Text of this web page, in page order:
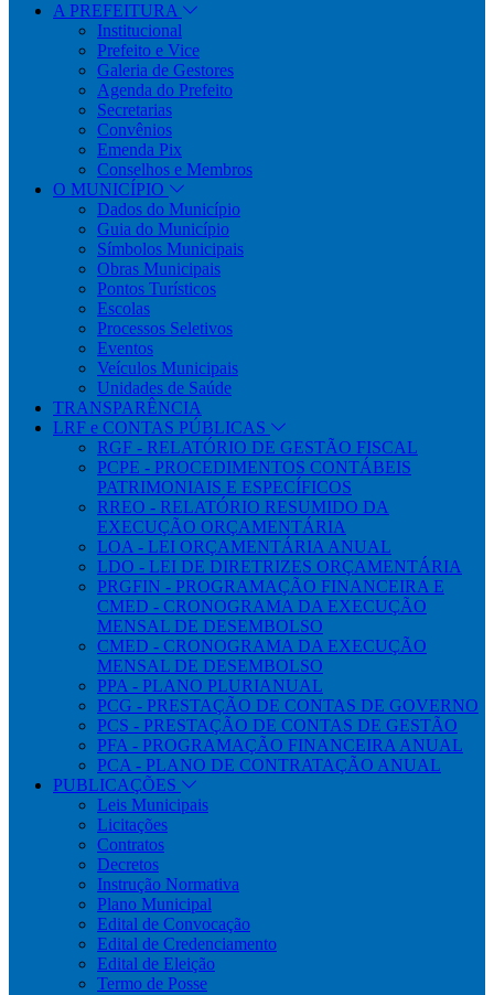
A PREFEITURA
Institucional
Prefeito e Vice
Galeria de Gestores
Agenda do Prefeito
Secretarias
Convênios
Emenda Pix
Conselhos e Membros
O MUNICÍPIO
Dados do Município
Guia do Município
Símbolos Municipais
Obras Municipais
Pontos Turísticos
Escolas
Processos Seletivos
Eventos
Veículos Municipais
Unidades de Saúde
TRANSPARÊNCIA
LRF e CONTAS PÚBLICAS
RGF - RELATÓRIO DE GESTÃO FISCAL
PCPE - PROCEDIMENTOS CONTÁBEIS
PATRIMONIAIS E ESPECÍFICOS
RREO - RELATÓRIO RESUMIDO DA
EXECUÇÃO ORÇAMENTÁRIA
LOA - LEI ORÇAMENTÁRIA ANUAL
LDO - LEI DE DIRETRIZES ORÇAMENTÁRIA
PRGFIN - PROGRAMAÇÃO FINANCEIRA E
CMED - CRONOGRAMA DA EXECUÇÃO
MENSAL DE DESEMBOLSO
CMED - CRONOGRAMA DA EXECUÇÃO
MENSAL DE DESEMBOLSO
PPA - PLANO PLURIANUAL
PCG - PRESTAÇÃO DE CONTAS DE GOVERNO
PCS - PRESTAÇÃO DE CONTAS DE GESTÃO
PFA - PROGRAMAÇÃO FINANCEIRA ANUAL
PCA - PLANO DE CONTRATAÇÃO ANUAL
PUBLICAÇÕES
Leis Municipais
Licitações
Contratos
Decretos
Instrução Normativa
Plano Municipal
Edital de Convocação
Edital de Credenciamento
Edital de Eleição
Termo de Posse